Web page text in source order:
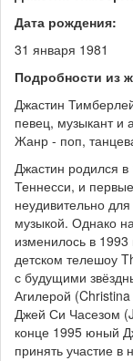
Дата рождения:
31 января 1981
Подробности из
Джастин
певец, музыкант и
Жанр - поп,
Джастин родился
Теннесси, и
неудивительно
музыкой. Однако
изменилось в 1993
детском телешоу
с будущими
Агилерой
Джей Си Часезом
конце 1995 юный
принять участие